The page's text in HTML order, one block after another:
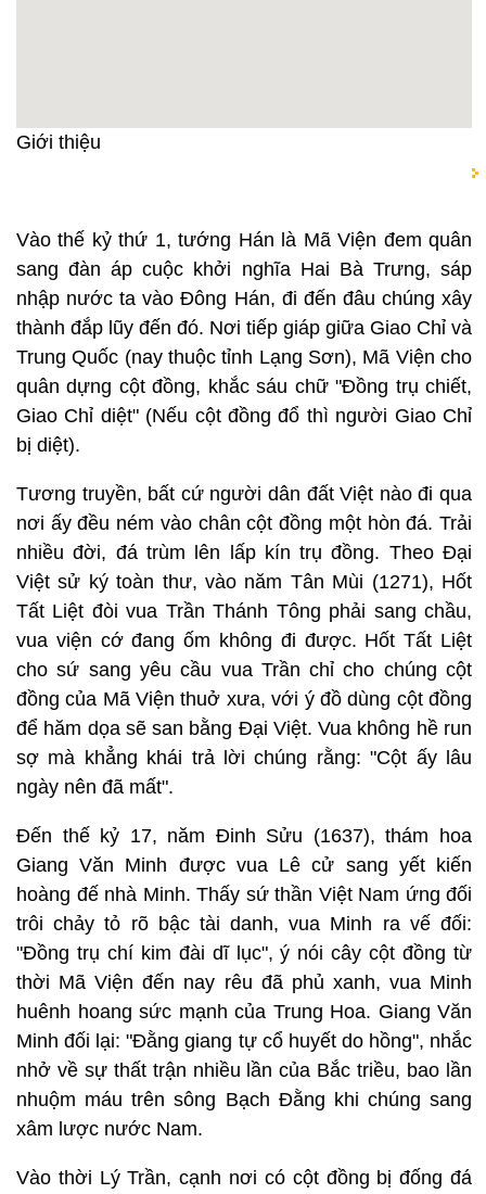
Giới thiệu
Vào thế kỷ thứ 1, tướng Hán là Mã Viện đem quân
sang đàn áp cuộc khởi nghĩa Hai Bà Trưng, sáp
nhập nước ta vào Đông Hán, đi đến đâu chúng xây
thành đắp lũy đến đó. Nơi tiếp giáp giữa Giao Chỉ và
Trung Quốc (nay thuộc tỉnh Lạng Sơn), Mã Viện cho
quân dựng cột đồng, khắc sáu chữ "Đồng trụ chiết,
Giao Chỉ diệt" (Nếu cột đồng đổ thì người Giao Chỉ
bị diệt).
Tương truyền, bất cứ người dân đất Việt nào đi qua
nơi ấy đều ném vào chân cột đồng một hòn đá. Trải
nhiều đời, đá trùm lên lấp kín trụ đồng. Theo Đại
Việt sử ký toàn thư, vào năm Tân Mùi (1271), Hốt
Tất Liệt đòi vua Trần Thánh Tông phải sang chầu,
vua viện cớ đang ốm không đi được. Hốt Tất Liệt
cho sứ sang yêu cầu vua Trần chỉ cho chúng cột
đồng của Mã Viện thuở xưa, với ý đồ dùng cột đồng
để hăm dọa sẽ san bằng Đại Việt. Vua không hề run
sợ mà khẳng khái trả lời chúng rằng: "Cột ấy lâu
ngày nên đã mất".
Đến thế kỷ 17, năm Đinh Sửu (1637), thám hoa
Giang Văn Minh được vua Lê cử sang yết kiến
hoàng đế nhà Minh. Thấy sứ thần Việt Nam ứng đối
trôi chảy tỏ rõ bậc tài danh, vua Minh ra vế đối:
"Đồng trụ chí kim đài dĩ lục", ý nói cây cột đồng từ
thời Mã Viện đến nay rêu đã phủ xanh, vua Minh
huênh hoang sức mạnh của Trung Hoa. Giang Văn
Minh đối lại: "Đằng giang tự cổ huyết do hồng", nhắc
nhở về sự thất trận nhiều lần của Bắc triều, bao lần
nhuộm máu trên sông Bạch Đằng khi chúng sang
xâm lược nước Nam.
Vào thời Lý Trần, cạnh nơi có cột đồng bị đống đá